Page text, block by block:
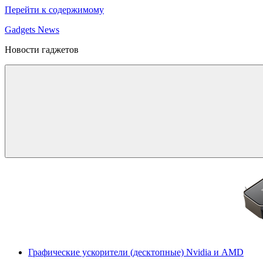
Перейти к содержимому
Gadgets News
Новости гаджетов
Графические ускорители (десктопные) Nvidia и AMD